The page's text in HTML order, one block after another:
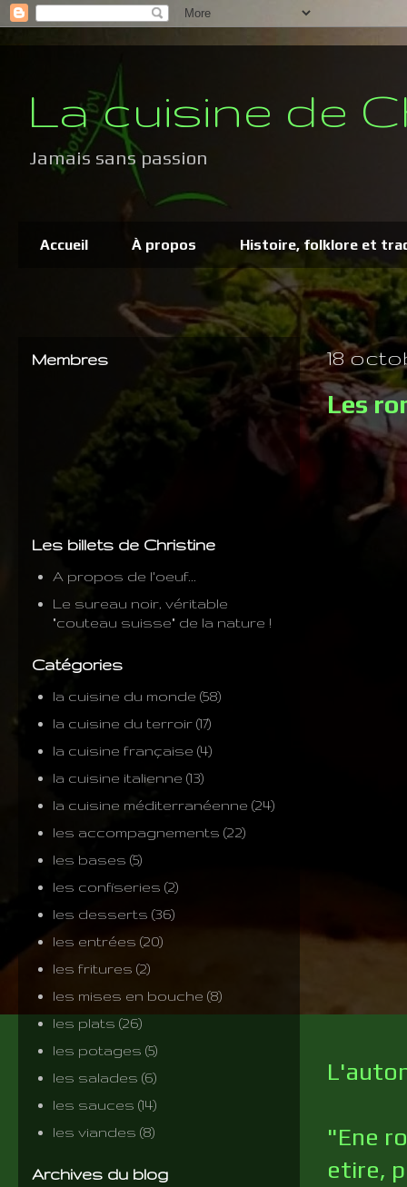
La cuisine de
Jamais sans passion
Accueil À propos Histoire, folklore et
18
Les
"Ene
etire,
Membres
Les billets de Christine
A propos de l'oeuf...
Le sureau noir, véritable
"couteau suisse" de la nature !
Catégories
la cuisine du monde (58)
la cuisine du terroir (17)
la cuisine française (4)
la cuisine italienne (13)
la cuisine méditerranéenne (24)
les accompagnements (22)
les bases (5)
les confiseries (2)
les desserts (36)
les entrées (20)
les fritures (2)
les mises en bouche (8)
les plats (26)
les potages (5)
les salades (6)
les sauces (14)
les viandes (8)
Archives du blog